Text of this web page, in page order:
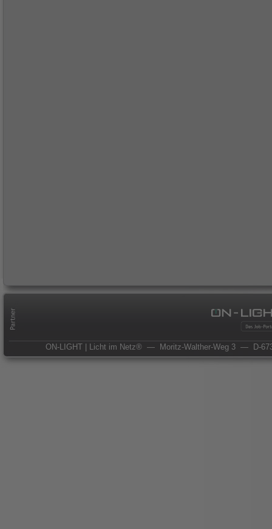
ON-LIGHT | Licht im Netz® — Moritz-Walther-Weg 3 — D-